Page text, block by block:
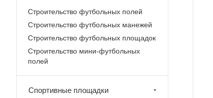
Строительство футбольных полей
Строительство футбольных манежей
Строительство футбольных площадок
Строительство мини-футбольных
полей
Спортивные площадки